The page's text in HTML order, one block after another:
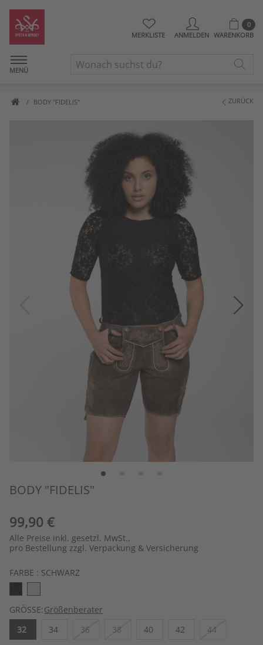
MERKLISTE ANMELDEN
0
WARENKORB
MENÜ
BODY "FIDELIS" ZURÜCK
Artikelbilder überspringen
BODY "FIDELIS"
99,90 €
Alle Preise inkl. gesetzl. MwSt.,
pro Bestellung zzgl. Verpackung & Versicherung
FARBE : SCHWARZ
GRÖSSE:Größenberater
32
34 36 38 40 42 44